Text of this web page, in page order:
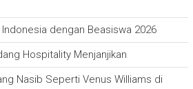
dengan Beasiswa 2026
Hospitality Menjanjikan
Nasib Seperti Venus Williams di